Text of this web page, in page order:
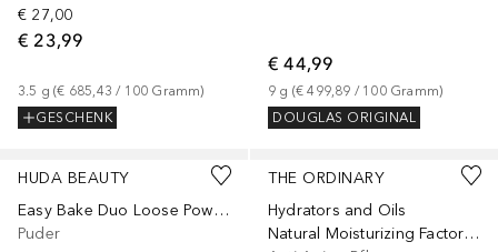
€ 27,00
€ 23,99
3.5 g (€ 685,43 / 100 Gramm)
GESCHENK
€ 44,99
9 g (€ 499,89 / 100 Gramm)
DOUGLAS ORIGINAL
HUDA BEAUTY
Easy Bake Duo Loose Powder
Puder
THE ORDINARY
Hydrators and Oils
Natural Moisturizing Factors + HA